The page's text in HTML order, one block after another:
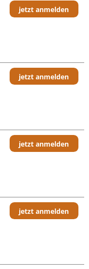
jetzt anmelden
jetzt anmelden
jetzt anmelden
jetzt anmelden